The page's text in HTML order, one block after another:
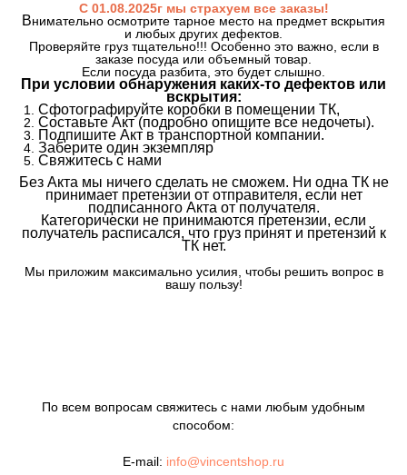
С 01.08.2025г мы страхуем все заказы!
Внимательно осмотрите тарное место на предмет вскрытия
и любых других дефектов.
Проверяйте груз тщательно!!! Особенно это важно, если в
заказе посуда или объемный товар.
Если посуда разбита, это будет слышно.
При условии обнаружения каких-то дефектов или
вскрытия:
Сфотографируйте коробки в помещении ТК,
Составьте Акт (подробно опишите все недочеты).
Подпишите Акт в транспортной компании.
Заберите один экземпляр
Свяжитесь с нами
Без Акта мы ничего сделать не сможем. Ни одна ТК не
принимает претензии от отправителя, если нет
подписанного Акта от получателя.
Категорически не принимаются претензии, если
получатель расписался, что груз принят и претензий к
ТК нет.
Мы приложим максимально усилия, чтобы решить вопрос в
вашу пользу!
По всем вопросам свяжитесь с нами любым удобным
способом:
E-mail: info@vincentshop.ru